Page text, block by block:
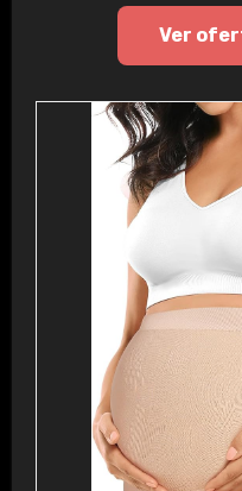
Ver